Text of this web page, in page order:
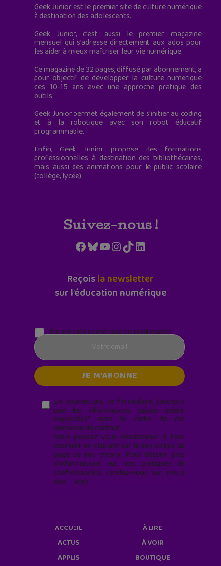
Geek Junior est le premier site de culture numérique
à destination des adolescents.
Geek Junior, c’est aussi le premier magazine
mensuel qui s’adresse directement aux ados pour
les aider à mieux maîtriser leur vie numérique.
Ce magazine de 32 pages, diffusé par abonnement, a
pour objectif de développer la culture numérique
des 10-15 ans avec une approche pratique des
outils.
Geek Junior permet également de s'initier au coding
et à la robotique avec son robot éducatif
programmable.
Enfin, Geek Junior propose des formations
professionnelles à destination des bibliothécaires,
mais aussi des animations pour le public scolaire
(collège, lycée).
Suivez-nous !
Facebook
Bluesky
YouTube
Instagram
TikTokLinkedIn
Reçoisla newsletter
sur l'éducation numérique
Parentalité numérique (le lundi matin)
En soumettant ce formulaire, j’accepte
que les informations saisies soient
exploitées* dans le cadre de ma
demande de contact.
Vous pouvez vous désabonner à tout
moment en cliquant sur le lien en bas de
page de nos emails. Pour obtenir plus
d'informations sur nos pratiques de
confidentialité, rendez-vous sur notre
site web
ACCUEIL
ACTUS
APPLIS
À LIRE
À VOIR
BOUTIQUE